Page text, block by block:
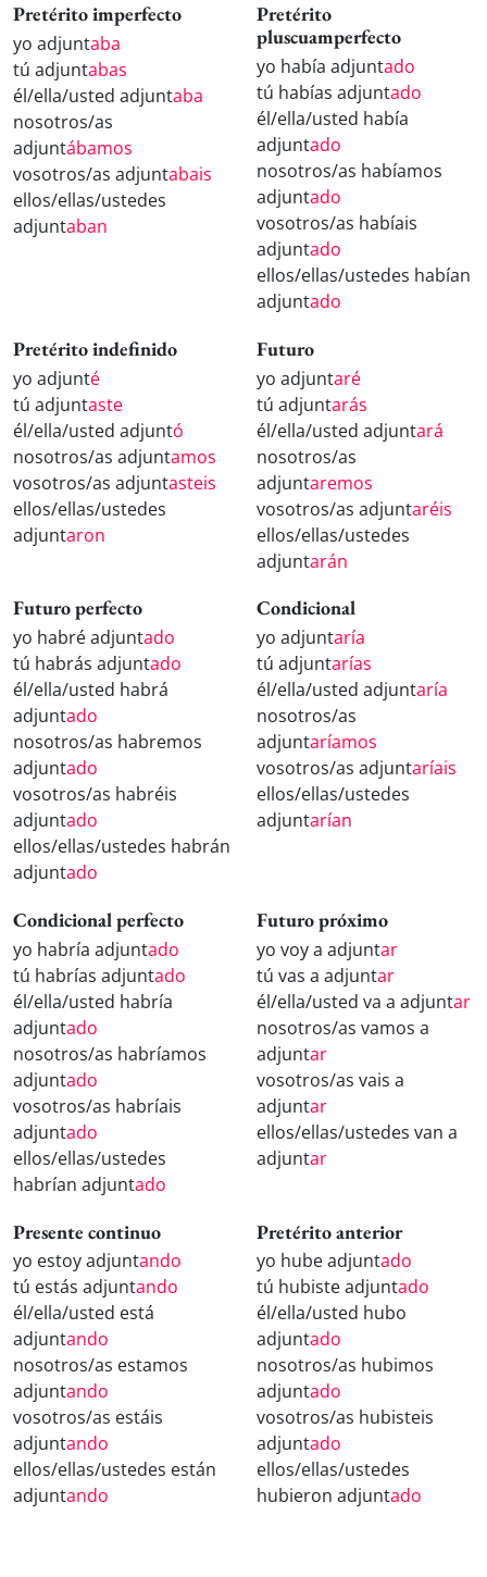
Pretérito imperfecto
yo adjuntaba
tú adjuntabas
él/ella/usted adjuntaba
nosotros/as
adjuntábamos
vosotros/as adjuntabais
ellos/ellas/ustedes
adjuntaban
Pretérito
pluscuamperfecto
yo había adjuntado
tú habías adjuntado
él/ella/usted había
adjuntado
nosotros/as habíamos
adjuntado
vosotros/as habíais
adjuntado
ellos/ellas/ustedes habían
adjuntado
Pretérito indefinido
yo adjunté
tú adjuntaste
él/ella/usted adjuntó
nosotros/as adjuntamos
vosotros/as adjuntasteis
ellos/ellas/ustedes
adjuntaron
Futuro
yo adjuntaré
tú adjuntarás
él/ella/usted adjuntará
nosotros/as
adjuntaremos
vosotros/as adjuntaréis
ellos/ellas/ustedes
adjuntarán
Futuro perfecto
yo habré adjuntado
tú habrás adjuntado
él/ella/usted habrá
adjuntado
nosotros/as habremos
adjuntado
vosotros/as habréis
adjuntado
ellos/ellas/ustedes habrán
adjuntado
Condicional
yo adjuntaría
tú adjuntarías
él/ella/usted adjuntaría
nosotros/as
adjuntaríamos
vosotros/as adjuntaríais
ellos/ellas/ustedes
adjuntarían
Condicional perfecto
yo habría adjuntado
tú habrías adjuntado
él/ella/usted habría
adjuntado
nosotros/as habríamos
adjuntado
vosotros/as habríais
adjuntado
ellos/ellas/ustedes
habrían adjuntado
Futuro próximo
yo voy a adjuntar
tú vas a adjuntar
él/ella/usted va a adjuntar
nosotros/as vamos a
adjuntar
vosotros/as vais a
adjuntar
ellos/ellas/ustedes van a
adjuntar
Presente continuo
yo estoy adjuntando
tú estás adjuntando
él/ella/usted está
adjuntando
nosotros/as estamos
adjuntando
vosotros/as estáis
adjuntando
ellos/ellas/ustedes están
adjuntando
Pretérito anterior
yo hube adjuntado
tú hubiste adjuntado
él/ella/usted hubo
adjuntado
nosotros/as hubimos
adjuntado
vosotros/as hubisteis
adjuntado
ellos/ellas/ustedes
hubieron adjuntado